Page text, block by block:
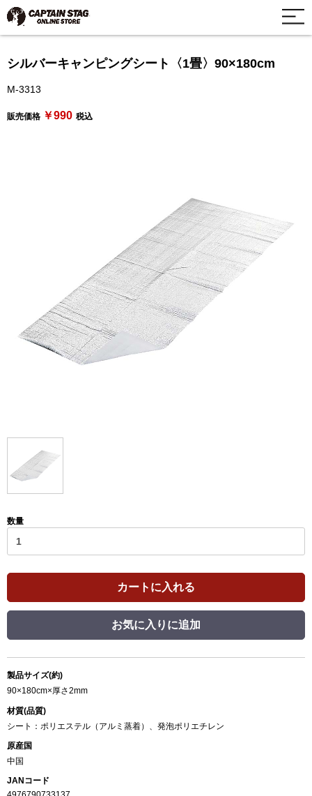
シルバーキャンピングシート〈1畳〉90×180cm
M-3313
販売価格 ￥990 税込
数量
カートに入れる
お気に入りに追加
製品サイズ(約)
90×180cm×厚さ2mm
材質(品質)
シート：ポリエステル（アルミ蒸着）、発泡ポリエチレン
原産国
中国
JANコード